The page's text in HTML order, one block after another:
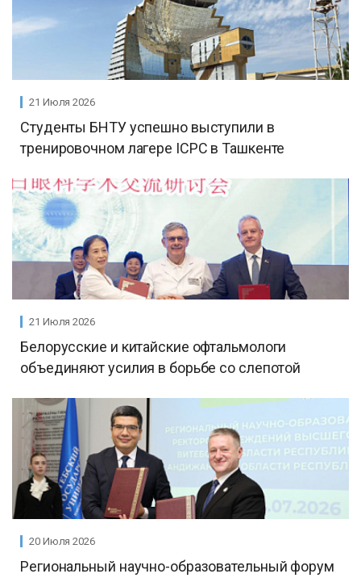
21 Июля 2026
Студенты БНТУ успешно выступили в
тренировочном лагере ICPC в Ташкенте
21 Июля 2026
Белорусские и китайские офтальмологи
объединяют усилия в борьбе со слепотой
20 Июля 2026
Региональный научно-образовательный форум